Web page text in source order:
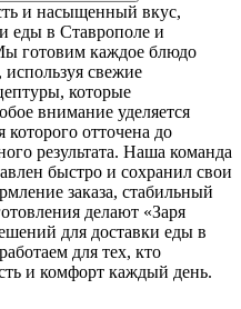
и насыщенный вкус,
еды в Ставрополе и
готовим каждое блюдо
используя свежие
которые
внимание уделяется
которого отточена до
результата. Наша команда
быстро и сохранил свои
заказа, стабильный
делают «Заря
для доставки еды в
для тех, кто
и комфорт каждый день.